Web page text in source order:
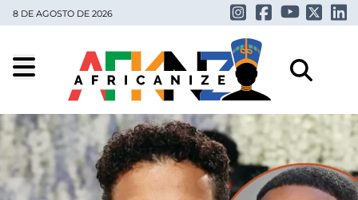
8 DE AGOSTO DE 2026